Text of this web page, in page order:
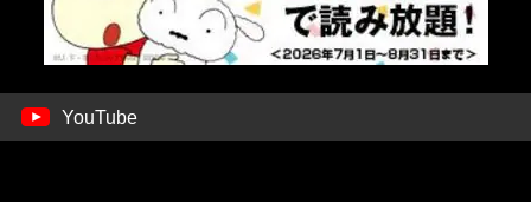
YouTube